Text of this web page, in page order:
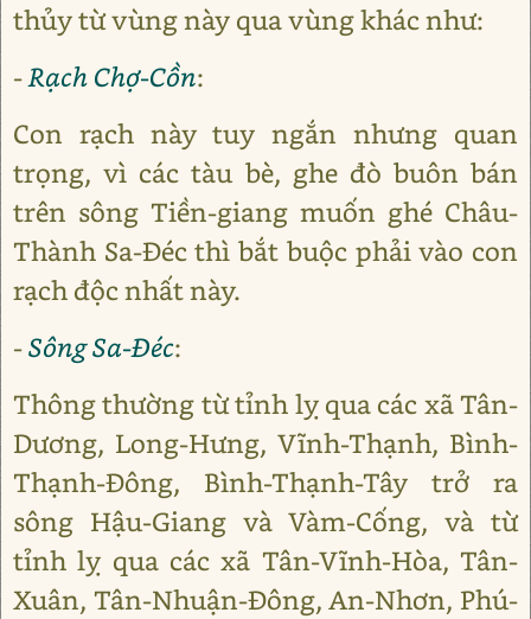
thủy từ vùng này qua vùng khác như:
-Rạch Chợ-Cồn:
Con rạch này tuy ngắn nhưng quan
trọng, vì các tàu bè, ghe đò buôn bán
trên sông Tiền-giang muốn ghé Châu-
Thành Sa-Đéc thì bắt buộc phải vào con
rạch độc nhất này.
-Sông Sa-Đéc:
Thông thường từ tỉnh lỵ qua các xã Tân-
Dương, Long-Hưng, Vĩnh-Thạnh, Bình-
Thạnh-Đông, Bình-Thạnh-Tây trở ra
sông Hậu-Giang và Vàm-Cống, và từ
tỉnh lỵ qua các xã Tân-Vĩnh-Hòa, Tân-
Xuân, Tân-Nhuận-Đông, An-Nhơn, Phú-